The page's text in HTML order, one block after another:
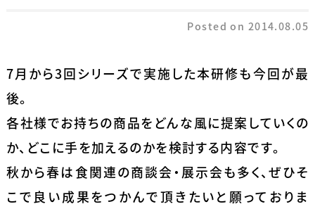
Posted on 2014.08.05
7月から3回シリーズで実施した本研修も今回が最
後。
各社様でお持ちの商品をどんな風に提案していくの
か、どこに手を加えるのかを検討する内容です。
秋から春は食関連の商談会・展示会も多く、ぜひそ
こで良い成果をつかんで頂きたいと願っておりま